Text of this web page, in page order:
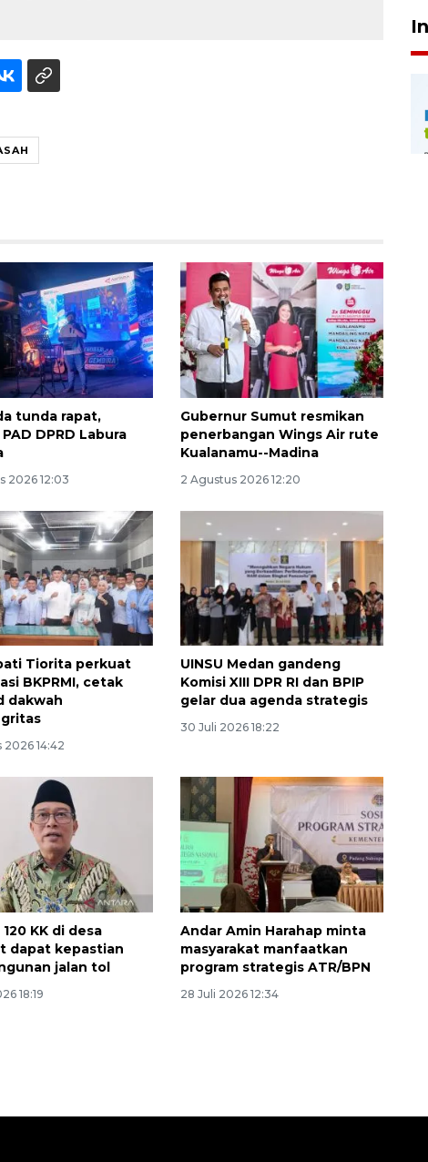
tunda rapat,
DPRD Labura
2026 12:03
Gubernur Sumut resmikan
penerbangan Wings Air rute
Kualanamu--Madina
2 Agustus 2026 12:20
Tiorita perkuat
BKPRMI, cetak
dakwah
2026 14:42
UINSU Medan gandeng
Komisi XIII DPR RI dan BPIP
gelar dua agenda strategis
30 Juli 2026 18:22
120 KK di desa
dapat kepastian
jalan tol
18:19
Andar Amin Harahap minta
masyarakat manfaatkan
program strategis ATR/BPN
28 Juli 2026 12:34
Memberantas kejahatan
jalanan Jakarta
2026-08-05 18:00:00